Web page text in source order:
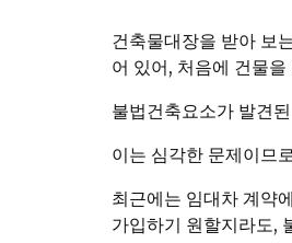
건축물대장을 받아 보
어 있어, 처음에 건물
불법건축요소가 발견
이는 심각한 문제이므
최근에는 임대차 계약
가입하기 원할지라도,